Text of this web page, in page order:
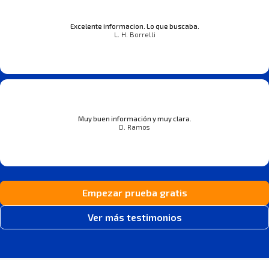
Excelente informacion. Lo que buscaba.
L. H. Borrelli
Muy buen información y muy clara.
D. Ramos
Empezar prueba gratis
Ver más testimonios